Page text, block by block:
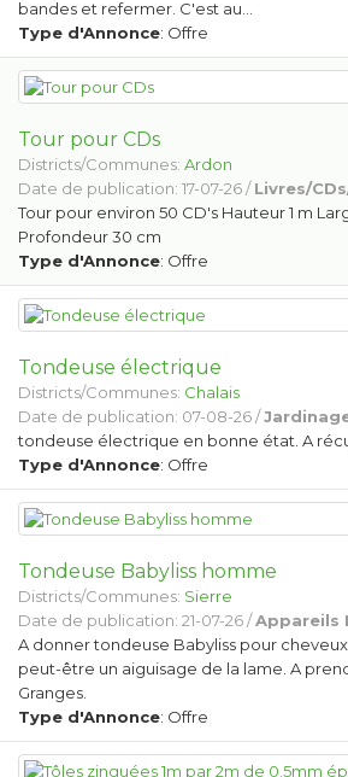
bandes et refermer. C'est au…
Type d'Annonce: Offre
Tour pour CDs
Districts/Communes: Ardon
Date de publication: 17-07-26 /Livres/
Tour pour environ 50 CD's Hauteur 1 m
Profondeur 30 cm
Type d'Annonce: Offre
Tondeuse électrique
Districts/Communes: Chalais
Date de publication: 07-08-26 /
tondeuse électrique en bonne état. A
Type d'Annonce: Offre
Tondeuse Babyliss homme
Districts/Communes: Sierre
Date de publication: 21-07-26 /Appareils
A donner tondeuse Babyliss pour
peut-être un aiguisage de la lame. A
Granges.
Type d'Annonce: Offre